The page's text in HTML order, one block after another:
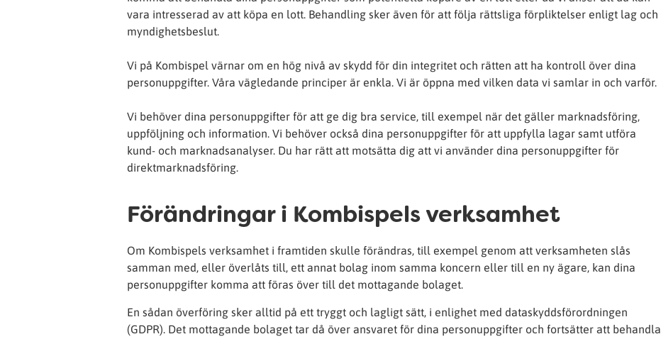
vara intresserad av att köpa en lott. Behandling sker även för att följa rättsliga förpliktelser enligt lag och
myndighetsbeslut.
Vi på Kombispel värnar om en hög nivå av skydd för din integritet och rätten att ha kontroll över dina
personuppgifter. Våra vägledande principer är enkla. Vi är öppna med vilken data vi samlar in och varför.
Vi behöver dina personuppgifter för att ge dig bra service, till exempel när det gäller marknadsföring,
uppföljning och information. Vi behöver också dina personuppgifter för att uppfylla lagar samt utföra
kund- och marknadsanalyser. Du har rätt att motsätta dig att vi använder dina personuppgifter för
direktmarknadsföring.
Förändringar i Kombispels verksamhet
Om Kombispels verksamhet i framtiden skulle förändras, till exempel genom att verksamheten slås
samman med, eller överlåts till, ett annat bolag inom samma koncern eller till en ny ägare, kan dina
personuppgifter komma att föras över till det mottagande bolaget.
En sådan överföring sker alltid på ett tryggt och lagligt sätt, i enlighet med dataskyddsförordningen
(GDPR). Det mottagande bolaget tar då över ansvaret för dina personuppgifter och fortsätter att behandla